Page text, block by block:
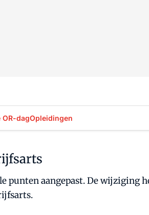
OR-dagOpleidingen
punten aangepast. De wijziging